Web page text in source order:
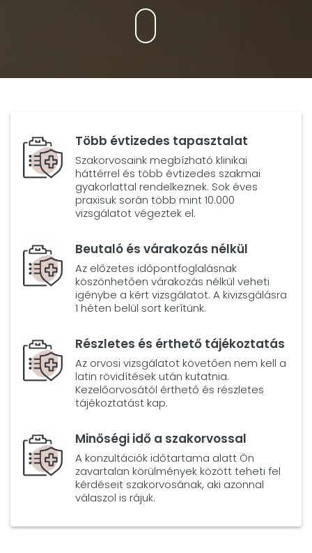
Több évtizedes tapasztalat
Szakorvosaink megbízható klinikai
háttérrel és több évtizedes szakmai
gyakorlattal rendelkeznek. Sok éves
praxisuk során több mint 10.000
vizsgálatot végeztek el.
Beutaló és várakozás nélkül
Az előzetes időpontfoglalásnak
köszönhetően várakozás nélkül veheti
igénybe a kért vizsgálatot. A kivizsgálásra
1 héten belül sort kerítünk.
Részletes és érthető tájékoztatás
Az orvosi vizsgálatot követően nem kell a
latin rövidítések után kutatnia.
Kezelőorvosától érthető és részletes
tájékoztatást kap.
Minőségi idő a szakorvossal
A konzultációk időtartama alatt Ön
zavartalan körülmények között teheti fel
kérdéseit szakorvosának, aki azonnal
válaszol is rájuk.